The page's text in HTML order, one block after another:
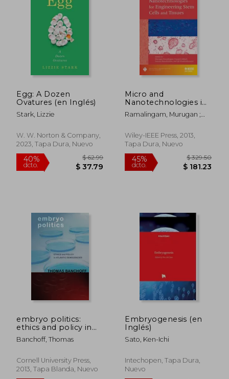
45%
dcto.
$ 127.40
$ 70.07
45%
dcto.
Egg: A Dozen
Ovatures (en Inglés)
Stark, Lizzie
W. W. Norton & Company,
2023, Tapa Dura, Nuevo
Micro and
Nanotechnologies in
Engineering Stem
Cells and Tissues (en
Ramalingam, Murugan ;
Ramakrishna, Seeram
Wiley-IEEE Press, 2013,
Tapa Dura, Nuevo
embryo politics:
ethics and policy in
atlantic democracies
(en Inglés)
Banchoff, Thomas
Cornell University Press,
2013, Tapa Blanda, Nuevo
Embryogenesis (en
Inglés)
Sato, Ken-Ichi
Intechopen, Tapa Dura,
Nuevo